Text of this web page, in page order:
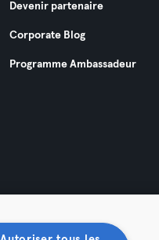
Devenir partenaire
Corporate Blog
Programme Ambassadeur